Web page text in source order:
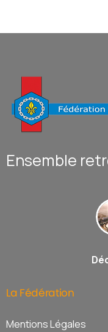
Ensemble
La Fédération
Mentions Légales